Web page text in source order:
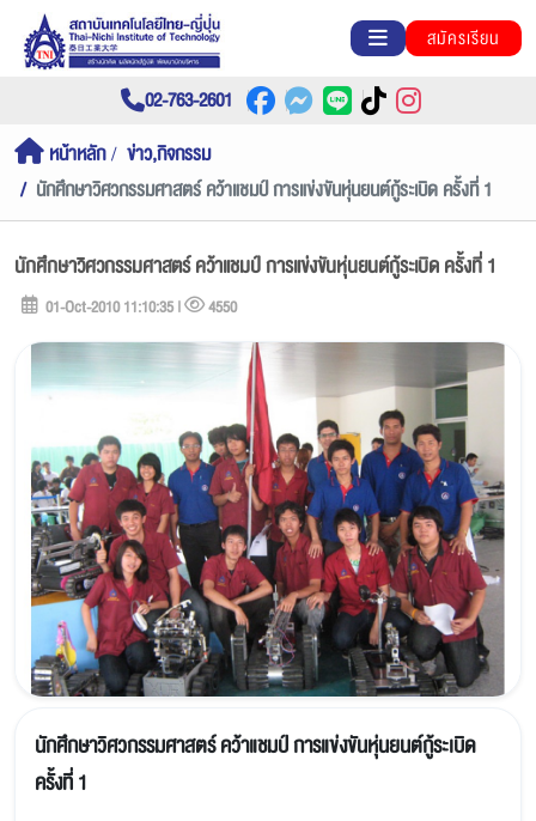
สมัครเรียน
02-763-2601
หน้าหลัก
ข่าว,กิจกรรม
นักศึกษาวิศวกรรมศาสตร์ คว้าแชมป์ การแข่งขันหุ่นยนต์กู้ระเบิด ครั้งที่ 1
นักศึกษาวิศวกรรมศาสตร์ คว้าแชมป์ การแข่งขันหุ่นยนต์กู้ระเบิด ครั้งที่ 1
01-Oct-2010 11:10:35 | 4550
นักศึกษาวิศวกรรมศาสตร์ คว้าแชมป์ การแข่งขันหุ่นยนต์กู้ระเบิด
ครั้งที่ 1